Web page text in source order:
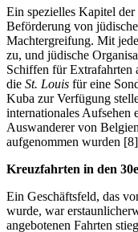
Ein spezielles Kapitel der
Beförderung von
Machtergreifung. Mit
zu, und jüdische
Schiffen für
die St. Louis für eine
Kuba zur Verfügung
internationales Aufsehen
Auswanderer von
aufgenommen wurden
Kreuzfahrten in den
Ein Geschäftsfeld, das
wurde, war
angebotenen Fahrten